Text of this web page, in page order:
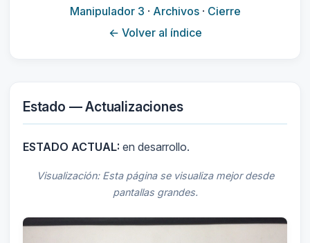
Manipulador 3 · Archivos· Cierre
← Volver al índice
Estado — Actualizaciones
ESTADO ACTUAL: en desarrollo.
Visualización: Esta página se visualiza mejor desde
pantallas grandes.